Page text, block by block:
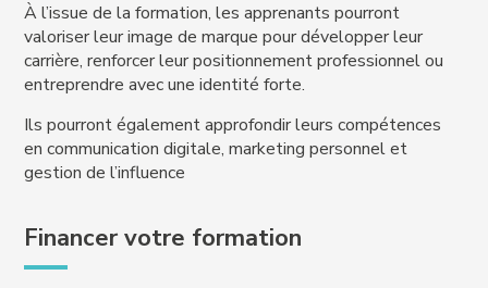
À l’issue de la formation, les apprenants pourront
valoriser leur image de marque pour développer leur
carrière, renforcer leur positionnement professionnel ou
entreprendre avec une identité forte.
Ils pourront également approfondir leurs compétences
en communication digitale, marketing personnel et
gestion de l’influence
Financer votre formation